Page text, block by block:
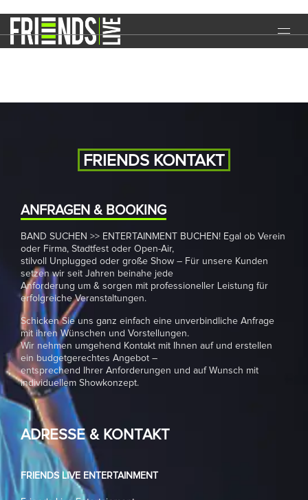
REFERENZEN
DOWNLOADS
KONTAKT
IMPRESSUM
Rocknight
FRIENDS KONTAKT
ANFRAGEN & BOOKING
BAND SUCHEN >> ENTERTAINMENT BUCHEN! Egal ob Verein
oder Firma, Stadtfest oder Open-Air,
stilvoll Unplugged oder große Show – Für unsere Kunden
setzen wir seit Jahren beinahe jede
Anforderung um & sorgen mit professioneller Leistung für
erfolgreiche Veranstaltungen.
Schicken Sie uns ganz einfach eine unverbindliche Anfrage
mit ihren Wünschen und Vorstellungen.
Wir nehmen umgehend Kontakt mit Ihnen auf und erstellen
ein budgetgerechtes Angebot –
entsprechend Ihrer Anforderungen und auf Wunsch mit
individuellem Showkonzept.
ADRESSE & KONTAKT
FRIENDS LIVE ENTERTAINMENT